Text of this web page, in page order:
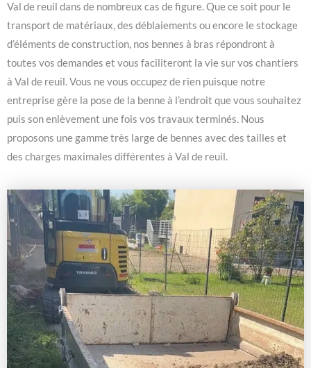
Val de reuil dans de nombreux cas de figure. Que ce soit pour le
transport de matériaux, des déblaiements ou encore le stockage
d’éléments de construction, nos bennes à bras répondront à
toutes vos demandes et vous faciliteront la vie sur vos chantiers
à Val de reuil. Vous ne vous occupez de rien puisque notre
entreprise gère la pose de la benne à l’endroit que vous souhaitez
puis son enlèvement une fois vos travaux terminés. Nous
proposons une gamme très large de bennes avec des tailles et
des charges maximales différentes à Val de reuil.